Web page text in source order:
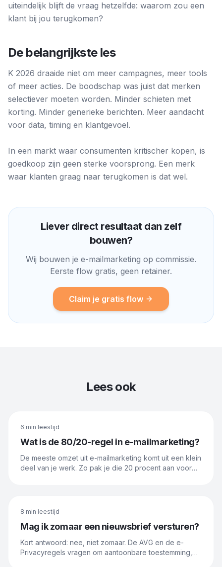
uiteindelijk blijft de vraag hetzelfde: waarom zou een
klant bij jou terugkomen?
De belangrijkste les
K 2026 draaide niet om meer campagnes, meer tools
of meer acties. De boodschap was juist dat merken
selectiever moeten worden. Minder schieten met
korting. Minder generieke berichten. Meer aandacht
voor data, timing en klantgevoel.
In een markt waar consumenten kritischer kopen, is
goedkoop zijn geen sterke voorsprong. Een merk
waar klanten graag naar terugkomen is dat wel.
Liever direct resultaat dan zelf
bouwen?
Wij bouwen je e-mailmarketing op commissie.
Eerste flow gratis, geen retainer.
Claim je gratis flow
Lees ook
6 min leestijd
Wat is de 80/20-regel in e-mailmarketing?
De meeste omzet uit e-mailmarketing komt uit een klein
deel van je werk. Zo pak je die 20 procent aan voor
8 min leestijd
Mag ik zomaar een nieuwsbrief versturen?
Kort antwoord: nee, niet zomaar. De AVG en de e-
Privacyregels vragen om aantoonbare toestemming,